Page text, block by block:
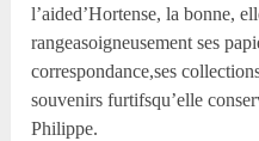
l’aided’Hortense, la bonne,
rangeasoigneusement ses
correspondance,ses
souvenirs furtifsqu’elle
Philippe.